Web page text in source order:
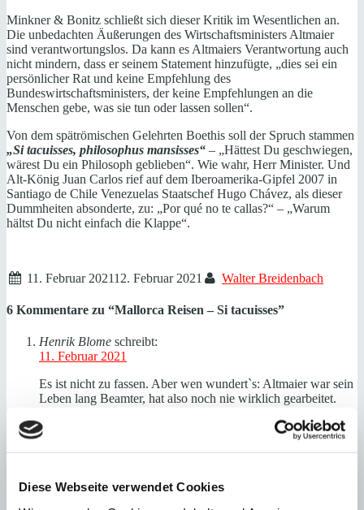
Diese Webseite verwendet Cookies
Minkner & Bonitz schließt sich dieser Kritik im Wesentlichen an.
Die unbedachten Äußerungen des Wirtschaftsministers Altmaier
sind verantwortungslos. Da kann es Altmaiers Verantwortung auch
nicht mindern, dass er seinem Statement hinzufügte, „dies sei ein
persönlicher Rat und keine Empfehlung des
Bundeswirtschaftsministers, der keine Empfehlungen an die
Menschen gebe, was sie tun oder lassen sollen“.
Von dem spätrömischen Gelehrten Boethis soll der Spruch stammen
„Si tacuisses, philosophus mansisses“ – „Hättest Du geschwiegen,
wärest Du ein Philosoph geblieben“. Wie wahr, Herr Minister. Und
Alt-König Juan Carlos rief auf dem Iberoamerika-Gipfel 2007 in
Santiago de Chile Venezuelas Staatschef Hugo Chávez, als dieser
Dummheiten absonderte, zu: „Por qué no te callas?“ – „Warum
hältst Du nicht einfach die Klappe“.
11. Februar 202112. Februar 2021 Walter Breidenbach
6 Kommentare zu “Mallorca Reisen – Si tacuisses”
Henrik Blome schreibt:
11. Februar 2021
Es ist nicht zu fassen. Aber wen wundert`s: Altmaier war sein
Leben lang Beamter, hat also noch nie wirklich gearbeitet.
verstehen. Sein üppiges Ministergehalt erhält er pünktlich,
egal wie die Wirtschaft läuft und was er persönlich für einen
Mist verzapft. Dieser Mann ist einfach nur ärgerlich.
mit Zornesfalten